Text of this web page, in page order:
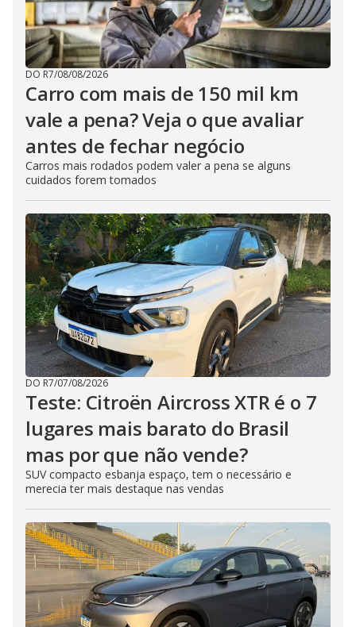
DO R7/08/08/2026
Carro com mais de 150 mil km
vale a pena? Veja o que avaliar
antes de fechar negócio
Carros mais rodados podem valer a pena se alguns
cuidados forem tomados
DO R7/07/08/2026
Teste: Citroën Aircross XTR é o 7
lugares mais barato do Brasil
mas por que não vende?
SUV compacto esbanja espaço, tem o necessário e
merecia ter mais destaque nas vendas